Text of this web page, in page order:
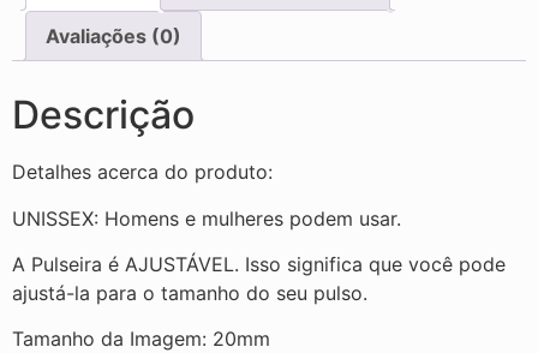
Avaliações (0)
Descrição
Detalhes acerca do produto:
UNISSEX: Homens e mulheres podem usar.
A Pulseira é AJUSTÁVEL. Isso significa que você pode
ajustá-la para o tamanho do seu pulso.
Tamanho da Imagem: 20mm